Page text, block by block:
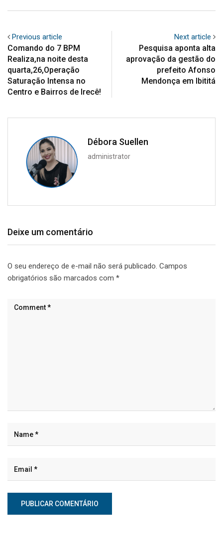
Previous article
Comando do 7 BPM
Realiza,na noite desta
quarta,26,Operação
Saturação Intensa no
Centro e Bairros de Irecê!
Next article
Pesquisa aponta alta
aprovação da gestão do
prefeito Afonso
Mendonça em Ibititá
Débora Suellen
administrator
Deixe um comentário
O seu endereço de e-mail não será publicado. Campos
obrigatórios são marcados com *